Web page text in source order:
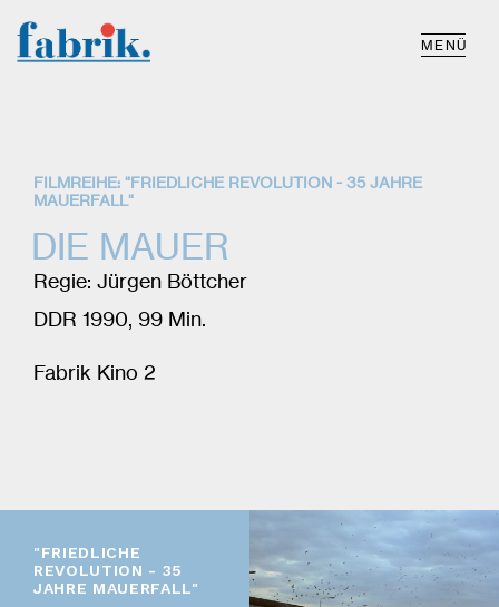
MENÜ
FILMREIHE: "FRIEDLICHE REVOLUTION - 35 JAHRE
MAUERFALL"
DIE MAUER
Regie: Jürgen Böttcher
DDR 1990, 99 Min.
Fabrik Kino 2
"FRIEDLICHE
REVOLUTION - 35
JAHRE MAUERFALL"